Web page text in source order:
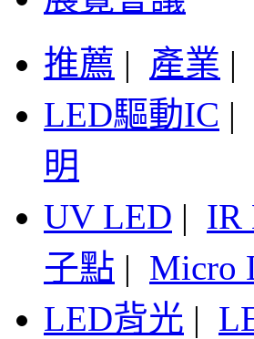
推薦 | 產業 |
LED驅動IC |
明
UV LED | IR
子點 | Micro
LED背光 |